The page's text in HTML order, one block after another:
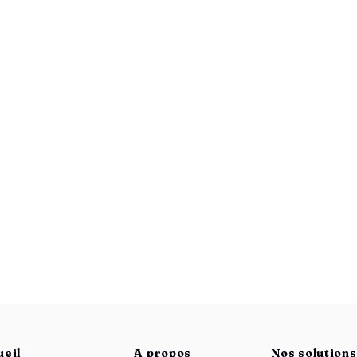
A propos Nos